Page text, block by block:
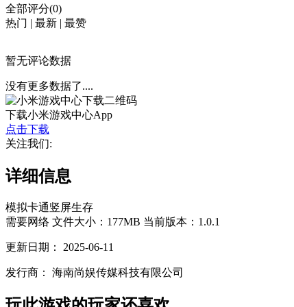
全部评分(0)
热门 | 最新 | 最赞
暂无评论数据
没有更多数据了....
下载小米游戏中心App
点击下载
关注我们:
详细信息
模拟卡通竖屏生存
需要网络 文件大小：177MB 当前版本：1.0.1
更新日期： 2025-06-11
发行商： 海南尚娱传媒科技有限公司